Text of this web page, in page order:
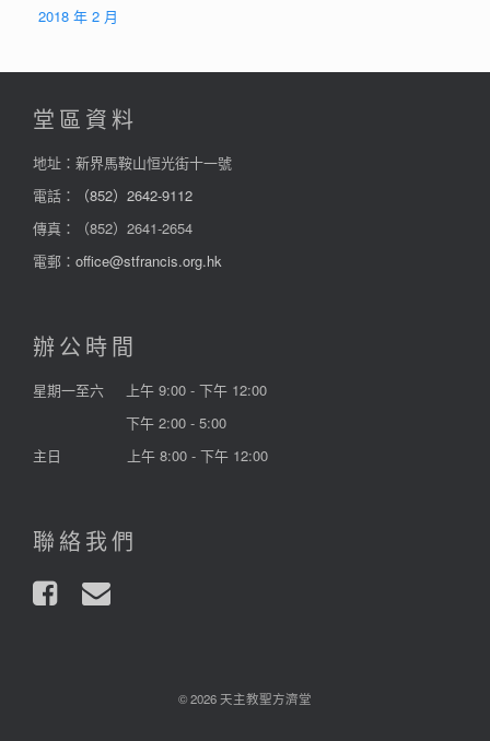
2018 年 2 月
堂區資料
地址：新界馬鞍山恒光街十一號
電話：
（852）2642-9112
傳真：（852）2641-2654
電郵： office@stfrancis.org.hk
辦公時間
星期一至六
上午 9:00 - 下午 12:00
下午 2:00 - 5:00
主日
上午 8:00 - 下午 12:00
聯絡我們
© 2026 天主教聖方濟堂